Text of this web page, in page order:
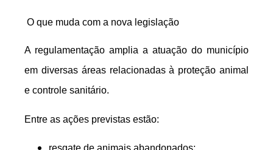
O que muda com a nova legislação
A regulamentação amplia a atuação do município
em diversas áreas relacionadas à proteção animal
e controle sanitário.
Entre as ações previstas estão:
resgate de animais abandonados;